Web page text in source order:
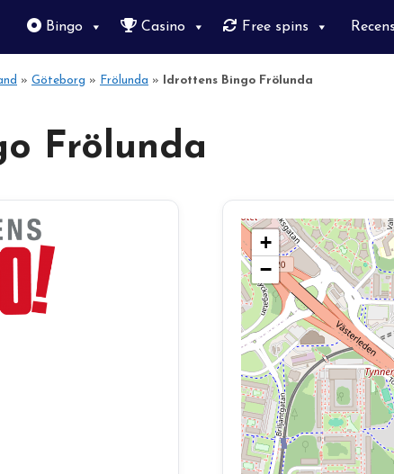
Bingo Casino Free spins
» Göteborg » Frölunda » Idrottens Bingo Frölunda
Frölunda
+
−